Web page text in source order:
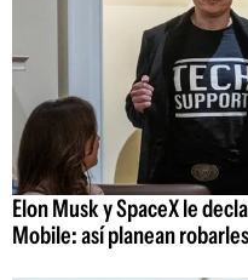
Elon Musk y SpaceX le
Mobile: así planean